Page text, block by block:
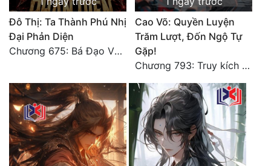
Đô Thị: Ta Thành Phú Nhị
Đại Phản Diện
Chương 675: Bá Đạo Vương Gia
Cao Võ: Quyền Luyện
Trăm Lượt, Đốn Ngộ Tự
Gặp!
Chương 793: Truy kích (2)